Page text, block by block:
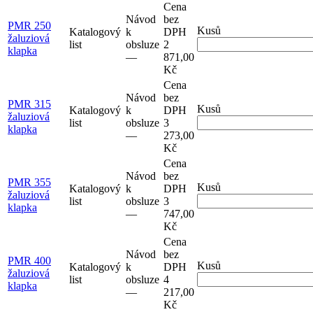
PMR 250
žaluziová
klapka
Katalogový
list
Návod
k
obsluze
–⁠–⁠
Cena
bez
DPH
2
871,00
Kč
Kusů
PMR 315
žaluziová
klapka
Katalogový
list
Návod
k
obsluze
–⁠–⁠
Cena
bez
DPH
3
273,00
Kč
Kusů
PMR 355
žaluziová
klapka
Katalogový
list
Návod
k
obsluze
–⁠–⁠
Cena
bez
DPH
3
747,00
Kč
Kusů
PMR 400
žaluziová
klapka
Katalogový
list
Návod
k
obsluze
–⁠–⁠
Cena
bez
DPH
4
217,00
Kč
Kusů